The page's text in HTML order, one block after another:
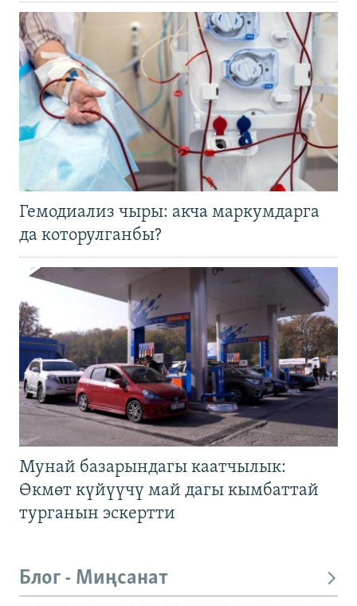
Гемодиализ чыры: акча маркумдарга
да которулганбы?
Мунай базарындагы каатчылык:
Өкмөт күйүүчү май дагы кымбаттай
турганын эскертти
Блог - Миңсанат